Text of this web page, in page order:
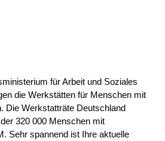
für Arbeit und Soziales
die Werkstätten für Menschen mit
Die Werkstatträte Deutschland
320 000 Menschen mit
Sehr spannend ist Ihre aktuelle